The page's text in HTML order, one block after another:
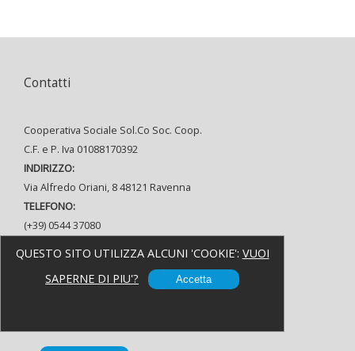
QUESTO SITO UTILIZZA ALCUNI 'COOKIE': VUOI
SAPERNE DI PIU'?
Accetta
Contatti
Cooperativa Sociale Sol.Co Soc. Coop.
C.F. e P. Iva 01088170392
INDIRIZZO:
Via Alfredo Oriani, 8 48121 Ravenna
TELEFONO:
(+39) 0544 37080
E MAIL: